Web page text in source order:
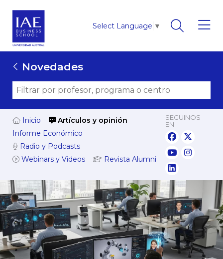
Select Language ▼
Novedades
Inicio
Artículos y opinión
Informe Económico
Radio y Podcasts
Webinars y Videos
Revista Alumni
SEGUINOS
EN